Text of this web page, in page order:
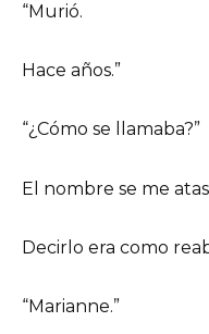
“Murió.
Hace años.”
“¿Cómo se llamaba?”
El nombre se me
Decirlo era como
“Marianne.”